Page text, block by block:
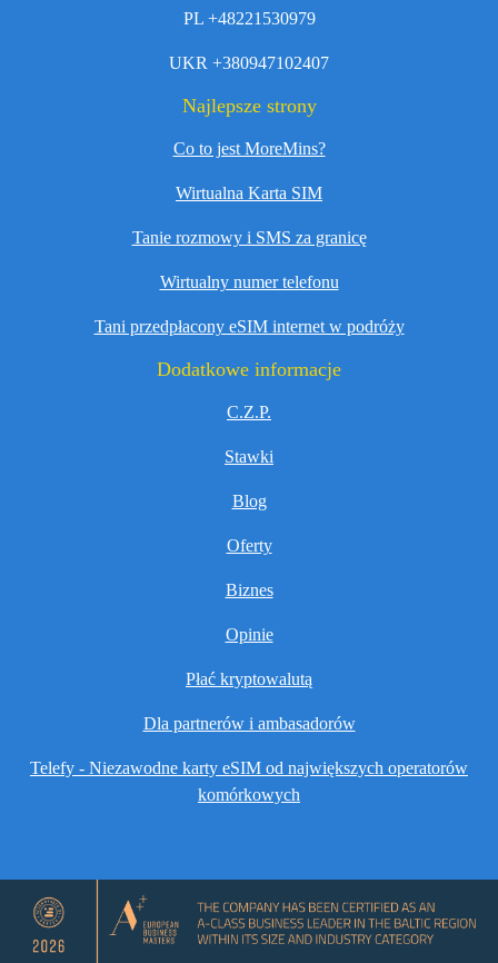
PL +48221530979
UKR +380947102407
Najlepsze strony
Co to jest MoreMins?
Wirtualna Karta SIM
Tanie rozmowy i SMS za granicę
Wirtualny numer telefonu
Tani przedpłacony eSIM internet w podróży
Dodatkowe informacje
C.Z.P.
Stawki
Blog
Oferty
Biznes
Opinie
Płać kryptowalutą
Dla partnerów i ambasadorów
Telefy - Niezawodne karty eSIM od największych operatorów
komórkowych